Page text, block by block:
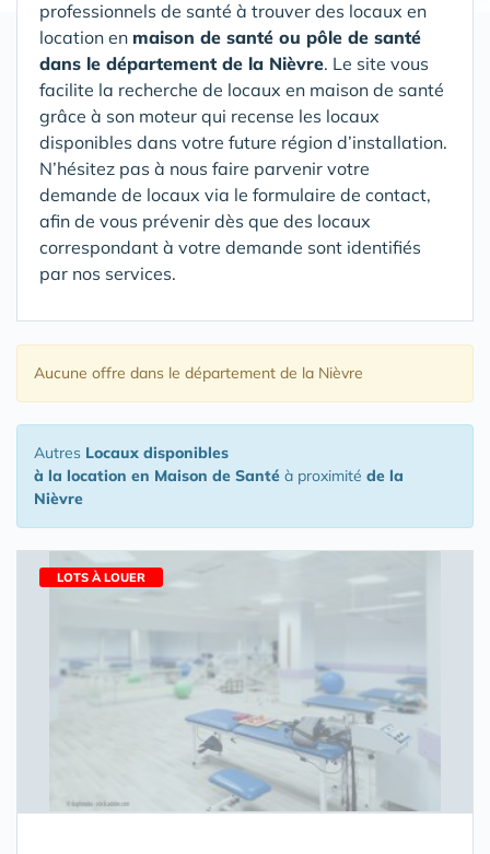
professionnels de santé à trouver des locaux en
location en maison de santé ou pôle de santé
dans le département de la Nièvre. Le site vous
facilite la recherche de locaux en maison de santé
grâce à son moteur qui recense les locaux
disponibles dans votre future région d’installation.
N’hésitez pas à nous faire parvenir votre
demande de locaux via le formulaire de contact,
afin de vous prévenir dès que des locaux
correspondant à votre demande sont identifiés
par nos services.
Aucune offre dans le département de la Nièvre
Autres Locaux disponibles
à la location en Maison de Santé à proximité de la
Nièvre
LOTS À LOUER